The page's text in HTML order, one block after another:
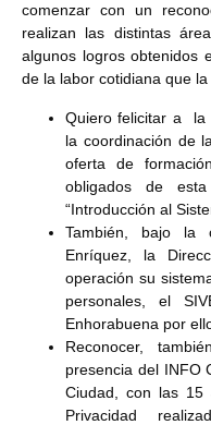
comenzar con un
realizan las distintas
algunos logros obtenidos
de la labor cotidiana que
Quiero felicitar a la
la coordinación de
oferta de
obligados de
“Introducción al
También, bajo la
Enríquez, la
operación su
personales, el
Enhorabuena por
Reconocer,
presencia del INFO
Ciudad, con las 15
Privacidad